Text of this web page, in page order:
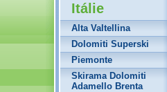
Itálie
Alta Valtellina
Dolomiti Superski
Piemonte
Skirama Dolomiti
Adamello Brenta